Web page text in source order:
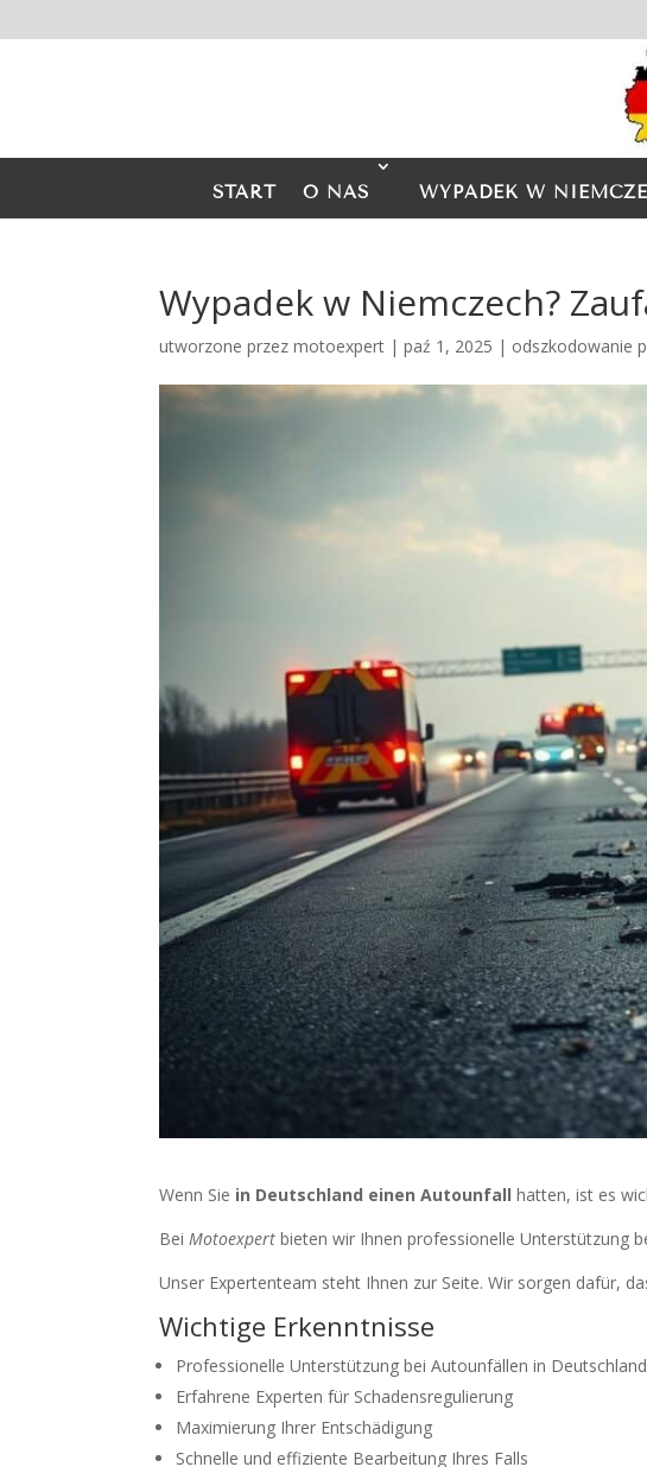
START O NAS WYPADEK W
Wypadek w Niemczech?
utworzone przezmotoexpert |paź 1, 2025 | odszkodowanie
Wenn Sie in Deutschland einen Autounfall hatten, ist es
BeiMotoexpert bieten wir Ihnen professionelle Unterstützung
Unser Expertenteam steht Ihnen zur Seite. Wir sorgen dafür,
Wichtige Erkenntnisse
Professionelle Unterstützung bei Autounfällen in Deutschland
Erfahrene Experten für Schadensregulierung
Maximierung Ihrer Entschädigung
Schnelle und effiziente Bearbeitung Ihres Falls